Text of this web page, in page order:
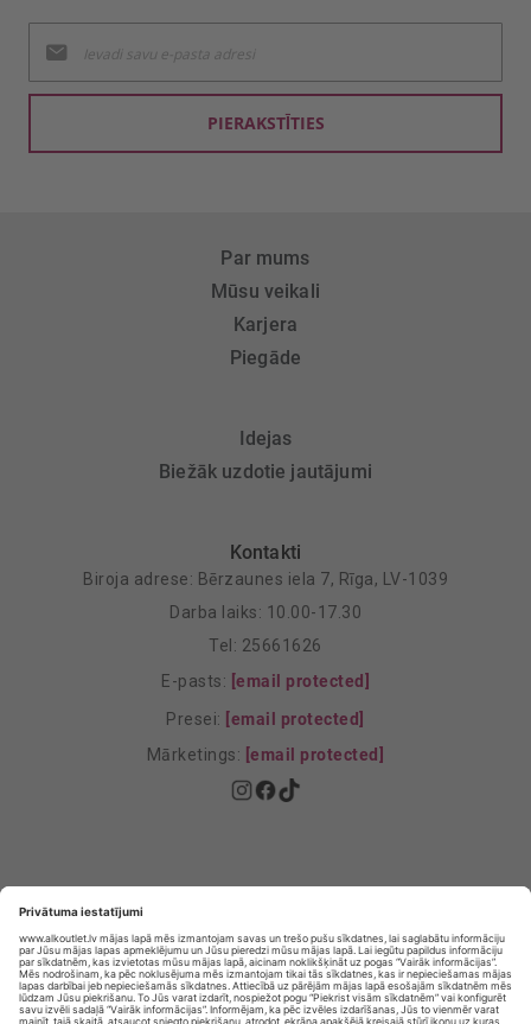
jaunumu
saņemšanai:
PIERAKSTĪTIES
Par mums
Mūsu veikali
Karjera
Piegāde
Idejas
Biežāk uzdotie jautājumi
Kontakti
Biroja adrese: Bērzaunes iela 7, Rīga, LV-1039
Darba laiks: 10.00-17.30
Tel: 25661626
E-pasts: [email protected]
Presei: [email protected]
Mārketings: [email protected]
Privātuma Iestatījumi
E-veikala lietošanas noteikumi